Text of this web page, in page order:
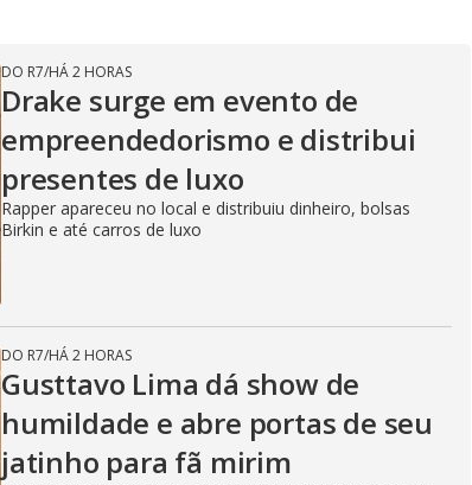
DO R7/HÁ 2 HORAS
Drake surge em evento de
empreendedorismo e distribui
presentes de luxo
Rapper apareceu no local e distribuiu dinheiro, bolsas
Birkin e até carros de luxo
DO R7/HÁ 2 HORAS
Gusttavo Lima dá show de
humildade e abre portas de seu
jatinho para fã mirim